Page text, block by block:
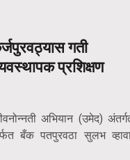
गती
प्रशिक्षण
अभियान (उमेद)
बँक पतपुरवठा सुलभ